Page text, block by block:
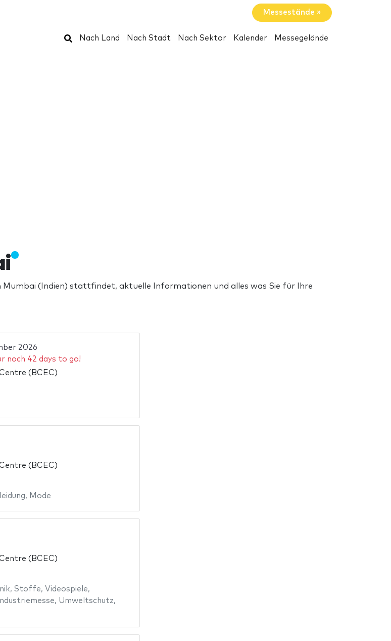
Messestände »
Suchen
Nach Land Nach Stadt Nach Sektor Kalender Messegelände
Mumbai (Indien) stattfindet, aktuelle Informationen und alles was Sie für Ihre
2026
noch 42 days to go!
(BCEC)
(BCEC)
, Mode
(BCEC)
, Stoffe, Videospiele,
Industriemesse, Umweltschutz,